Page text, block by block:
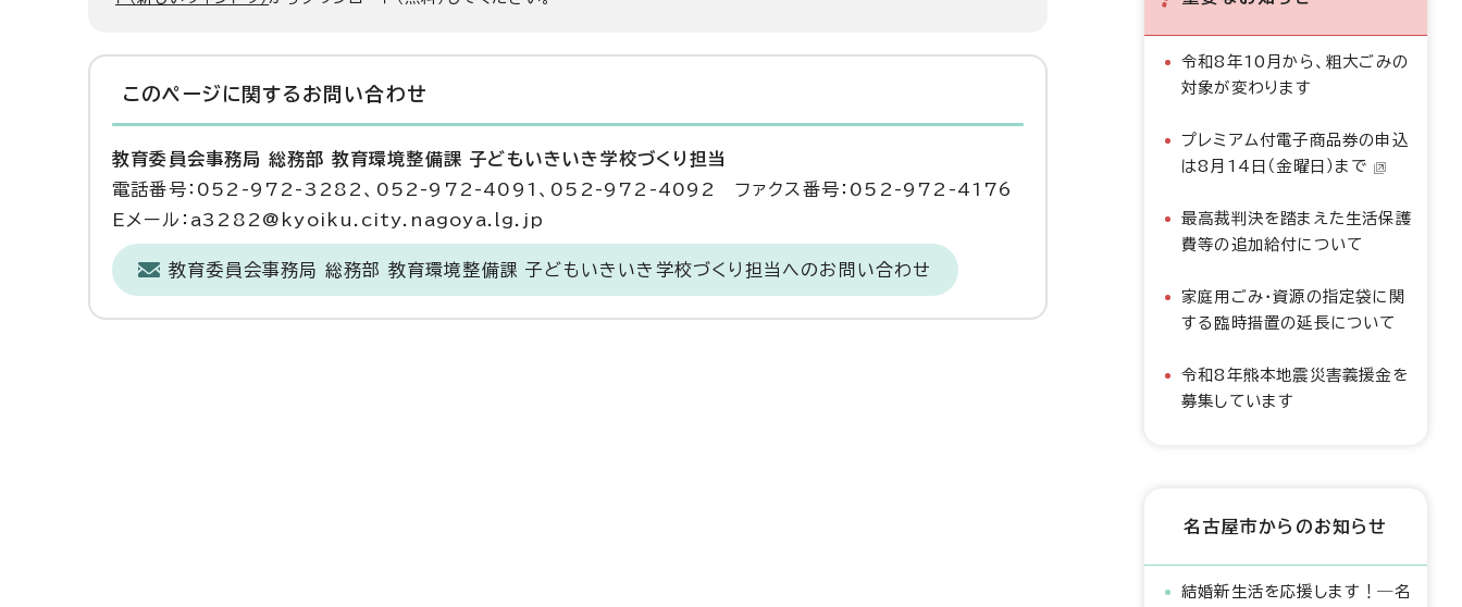
このページに関する お問い合わせ
教育委員会事務局 総務部 教育環境整備課 子どもいきいき学校づくり担当
電話番号：052-972-3282、052-972-4091、052-972-4092 ファクス番号：052-972-4176
Eメール：a3282@kyoiku.city.nagoya.lg.jp
教育委員会事務局 総務部 教育環境整備課 子どもいきいき学校づくり担当へのお問い合わせ
令和8年10月から、粗大ごみの
対象が変わります
プレミアム付電子商品券の申込
は8月14日（金曜日）まで
最高裁判決を踏まえた生活保護
費等の追加給付について
家庭用ごみ・資源の指定袋に関
する臨時措置の延長について
令和8年熊本地震災害義援金を
募集しています
名古屋市からのお知らせ
結婚新生活を応援します！―名